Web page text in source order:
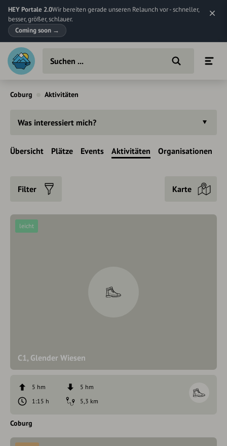
HEY Portale 2.0Wir bereiten gerade unseren Relaunch vor - schneller,
besser, größer, schlauer.
Coming soon →
Coburg Aktivitäten
Was interessiert mich?
Übersicht Plätze Events Aktivitäten Organisationen
Filter Karte
C1, Glender Wiesen
leicht
5 hm
5 hm
1:15 h
5,3 km
Coburg